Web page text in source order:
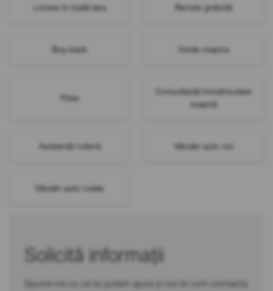
Livrare în toată țara Revizie gratuită
Buy-back Vinde mașina
Flote
Consultanță înmatriculare
mașină
Asistență rutieră Vânzări auto noi
Vânzări auto rulate
Solicită informații
Spune-ne cu ce te putem ajuta și noi te vom contacta